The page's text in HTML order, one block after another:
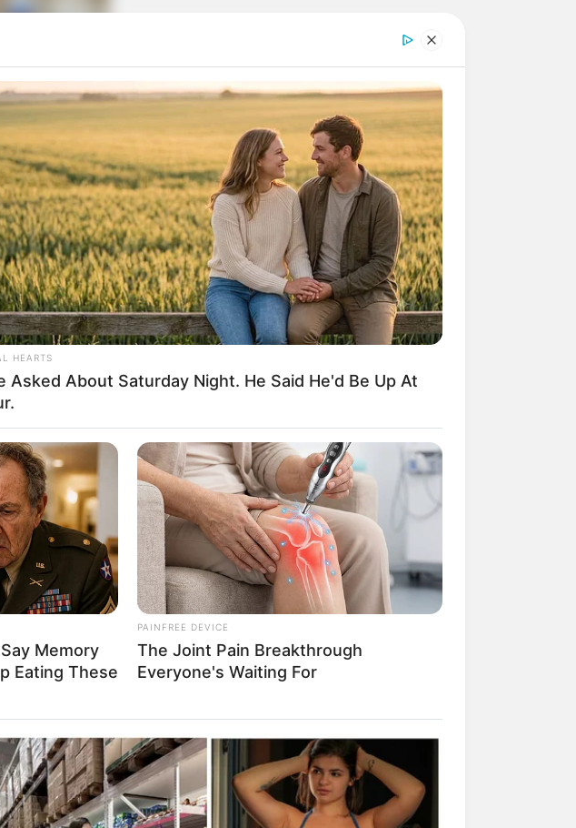
Sepedaan
Serem! 9 Chat Ojek Online &
Pelanggan Ini Bikin Auto
HEARTS
Asked About Saturday Night. He Said He'd Be Up At
Memory
Eating These
PAINFREE DEVICE
The Joint Pain Breakthrough
Everyone's Waiting For